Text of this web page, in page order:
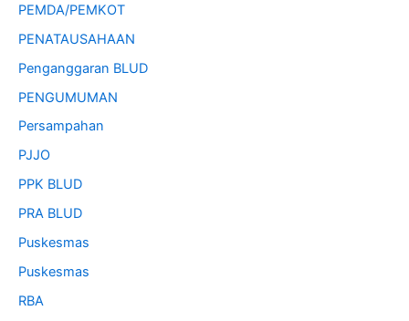
PEMDA/PEMKOT
PENATAUSAHAAN
Penganggaran BLUD
PENGUMUMAN
Persampahan
PJJO
PPK BLUD
PRA BLUD
Puskesmas
Puskesmas
RBA